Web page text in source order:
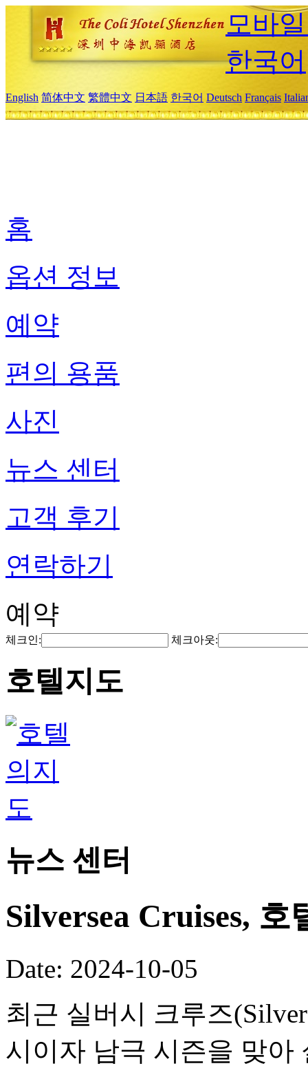
모바
한국어
English 简体中文 繁體中文 日本語 한국어 Deutsch Français
홈
옵션 정보
예약
편의 용품
사진
뉴스 센터
고객 후기
연락하기
예약
체크인: 체크아웃:
호텔지도
뉴스 센터
Silversea Cruises,
Date: 2024-10-05
최근 실버시 크루즈
시이자 남극 시즌을 맞아